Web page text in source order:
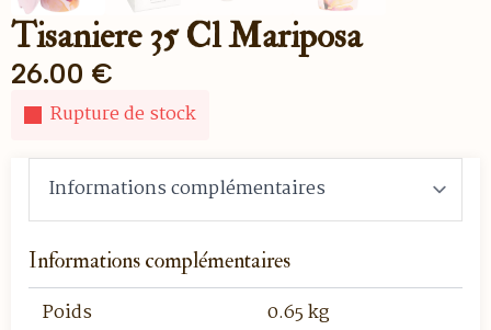
Tisaniere 35 Cl Mariposa
26.00 €
Rupture de stock
Informations complémentaires
Poids 0.65 kg